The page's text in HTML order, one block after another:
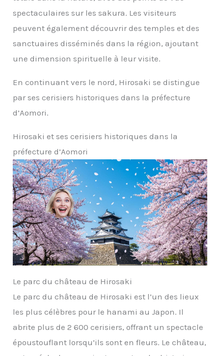
spectaculaires sur les sakura. Les visiteurs
peuvent également découvrir des temples et des
sanctuaires disséminés dans la région, ajoutant
une dimension spirituelle à leur visite.
En continuant vers le nord, Hirosaki se distingue
par ses cerisiers historiques dans la préfecture
d’Aomori.
Hirosaki et ses cerisiers historiques dans la
préfecture d’Aomori
Le parc du château de Hirosaki
Le parc du château de Hirosaki est l’un des lieux
les plus célèbres pour le hanami au Japon. Il
abrite plus de 2 600 cerisiers, offrant un spectacle
époustouflant lorsqu’ils sont en fleurs. Le château,